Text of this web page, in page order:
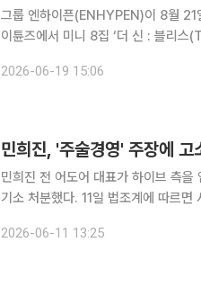
그룹 엔하이픈(ENHYPEN)이 8월 21일 컴백을 확정했다. 19일
이튠즈에서 미니 8집 ‘더 신 : 블리
신 : 블리스’는 1월 엔하
2026-06-19 15:06
민희진, '주술경영' 주장에
민희진 전 어도어 대표가 하이브 측을
기소 처분했다. 11일 법조계에 따르면 서울서부지검 형사1부(황수연 부장검사)는 민 전 대표가 박지
2026-06-11 13:25